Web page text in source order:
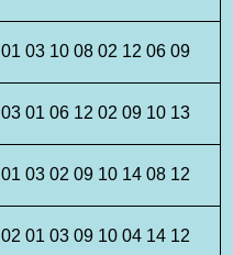
01 03 10 08 02 12 06 09
03 01 06 12 02 09 10 13
01 03 02 09 10 14 08 12
02 01 03 09 10 04 14 12